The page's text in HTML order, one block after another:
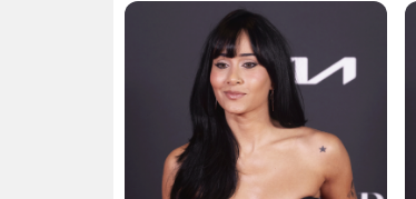
novela mexicana” Stephanie